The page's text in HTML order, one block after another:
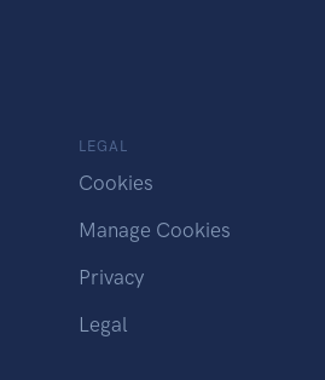
LEGAL
Cookies
Manage Cookies
Privacy
Legal